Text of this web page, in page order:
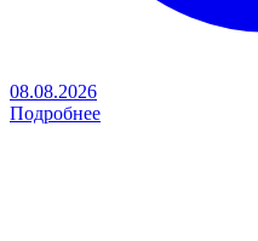
08.08.2026
Подробнее